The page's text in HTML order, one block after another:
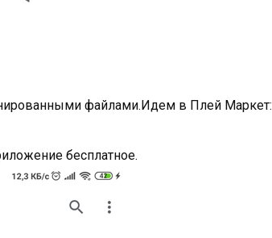
файлами.Идем в Плей Маркет:
бесплатное.